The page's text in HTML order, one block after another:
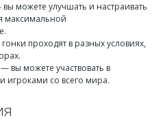
можете улучшать и настраивать
максимальной
проходят в разных условиях,
— вы можете участвовать в
игроками со всего мира.